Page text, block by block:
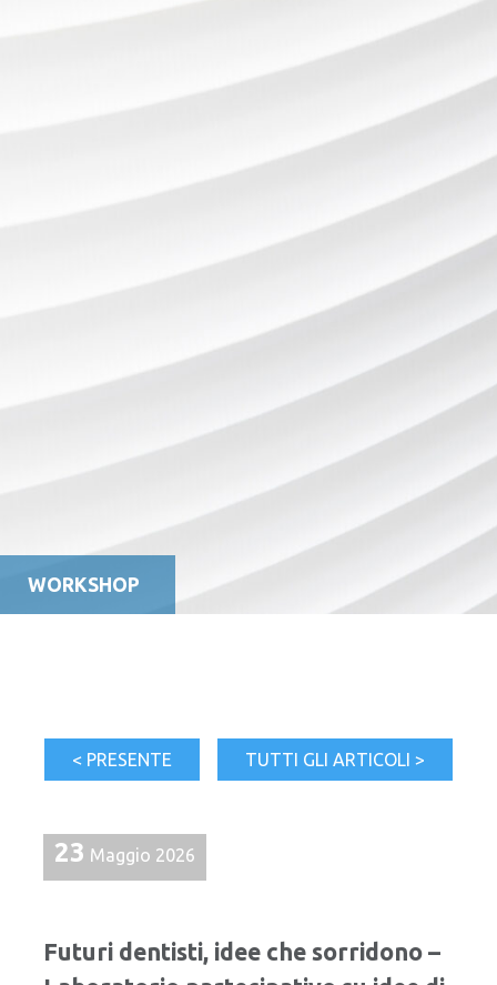
WORKSHOP
< PRESENTE TUTTI GLI ARTICOLI >
23 Maggio 2026
Futuri dentisti, idee che sorridono –